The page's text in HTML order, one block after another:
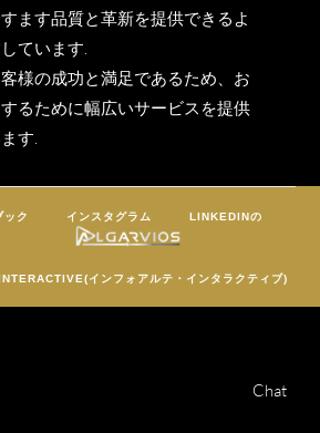
ます品質と革新を提供できるよ
ています.
様の成功と満足であるため、お
るために幅広いサービスを提供
す.
ック インスタグラム
LINKEDINの
インフォアルテ・インタラクティブ)
Chat